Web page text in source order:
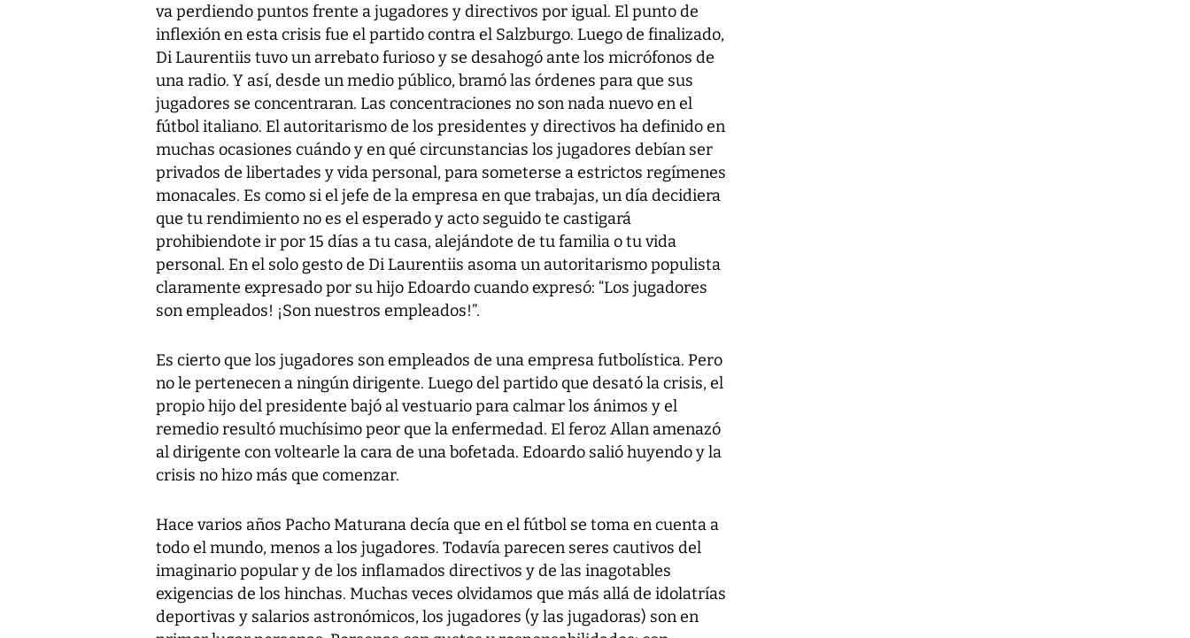
va perdiendo puntos frente a jugadores y directivos por igual. El punto de
inflexión en esta crisis fue el partido contra el Salzburgo. Luego de finalizado,
Di Laurentiis tuvo un arrebato furioso y se desahogó ante los micrófonos de
una radio. Y así, desde un medio público, bramó las órdenes para que sus
jugadores se concentraran. Las concentraciones no son nada nuevo en el
fútbol italiano. El autoritarismo de los presidentes y directivos ha definido en
muchas ocasiones cuándo y en qué circunstancias los jugadores debían ser
privados de libertades y vida personal, para someterse a estrictos regímenes
monacales. Es como si el jefe de la empresa en que trabajas, un día decidiera
que tu rendimiento no es el esperado y acto seguido te castigará
prohibiendote ir por 15 días a tu casa, alejándote de tu familia o tu vida
personal. En el solo gesto de Di Laurentiis asoma un autoritarismo populista
claramente expresado por su hijo Edoardo cuando expresó: “Los jugadores
son empleados! ¡Son nuestros empleados!”.
Es cierto que los jugadores son empleados de una empresa futbolística. Pero
no le pertenecen a ningún dirigente. Luego del partido que desató la crisis, el
propio hijo del presidente bajó al vestuario para calmar los ánimos y el
remedio resultó muchísimo peor que la enfermedad. El feroz Allan amenazó
al dirigente con voltearle la cara de una bofetada. Edoardo salió huyendo y la
crisis no hizo más que comenzar.
Hace varios años Pacho Maturana decía que en el fútbol se toma en cuenta a
todo el mundo, menos a los jugadores. Todavía parecen seres cautivos del
imaginario popular y de los inflamados directivos y de las inagotables
exigencias de los hinchas. Muchas veces olvidamos que más allá de idolatrías
deportivas y salarios astronómicos, los jugadores (y las jugadoras) son en